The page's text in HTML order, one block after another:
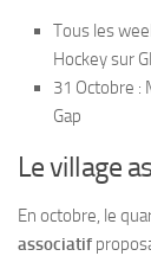
Tous les
Hockey sur
31 Octobre :
Gap
Le village
En octobre, le
associatif